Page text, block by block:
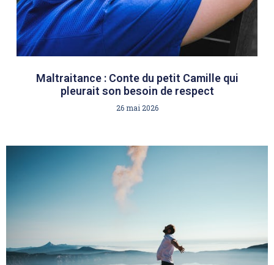
Maltraitance : Conte du petit Camille qui
pleurait son besoin de respect
26 mai 2026